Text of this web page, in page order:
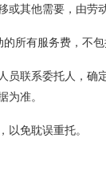
其他需要，由劳
所有服务费，不
员联系委托人，确
为准。
以免耽误重托。